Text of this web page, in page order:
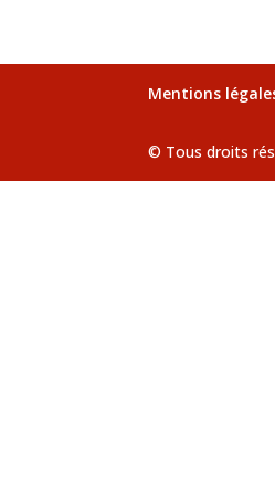
Mentions
© Tous droits